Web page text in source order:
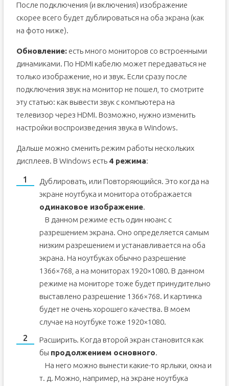
После подключения (и включения) изображение
скорее всего будет дублироваться на оба экрана (как
на фото ниже).
Обновление:есть много мониторов со встроенными
динамиками. По HDMI кабелю может передаваться не
только изображение, но и звук. Если сразу после
подключения звук на монитор не пошел, то смотрите
эту статью: как вывести звук с компьютера на
телевизор через HDMI. Возможно, нужно изменить
настройки воспроизведения звука в Windows.
Дальше можно сменить режим работы нескольких
дисплеев. В Windows есть 4 режима:
Дублировать, или Повторяющийся. Это когда на
экране ноутбука и монитора отображается
одинаковое изображение.
В данном режиме есть один нюанс с
разрешением экрана. Оно определяется самым
низким разрешением и устанавливается на оба
экрана. На ноутбуках обычно разрешение
1366×768, а на мониторах 1920×1080. В данном
режиме на мониторе тоже будет принудительно
выставлено разрешение 1366×768. И картинка
будет не очень хорошего качества. В моем
случае на ноутбуке тоже 1920×1080.
Расширить. Когда второй экран становится как
бы продолжением основного.
На него можно вынести какие-то ярлыки, окна и
т. д. Можно, например, на экране ноутбука